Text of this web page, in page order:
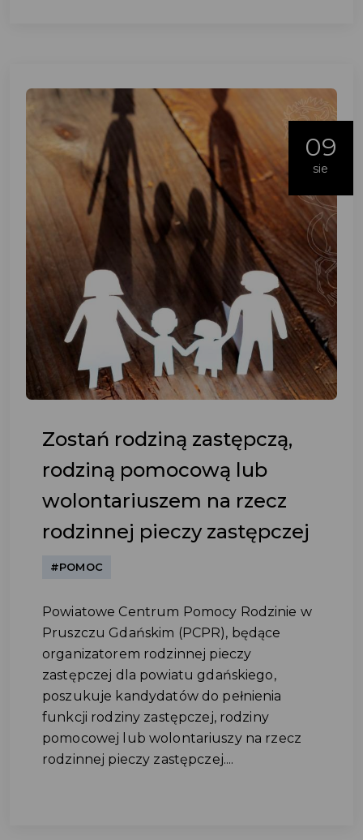
09
sie
Zostań rodziną zastępczą,
rodziną pomocową lub
wolontariuszem na rzecz
rodzinnej pieczy zastępczej
#POMOC
Powiatowe Centrum Pomocy Rodzinie w
Pruszczu Gdańskim (PCPR), będące
organizatorem rodzinnej pieczy
zastępczej dla powiatu gdańskiego,
poszukuje kandydatów do pełnienia
funkcji rodziny zastępczej, rodziny
pomocowej lub wolontariuszy na rzecz
rodzinnej pieczy zastępczej....